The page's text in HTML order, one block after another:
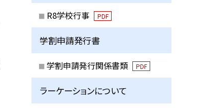
R8学校行事 PDF
学割申請発行書
学割申請発行関係書類 PDF
ラーケーションについて